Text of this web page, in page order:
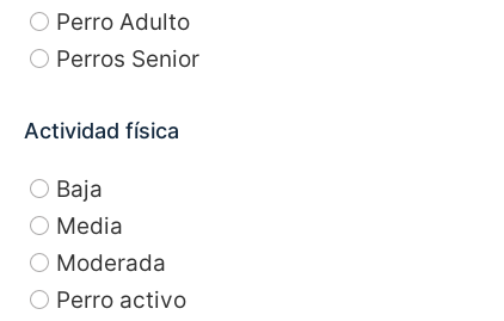
Perro Adulto
Perros Senior
Actividad física
Baja
Media
Moderada
Perro activo